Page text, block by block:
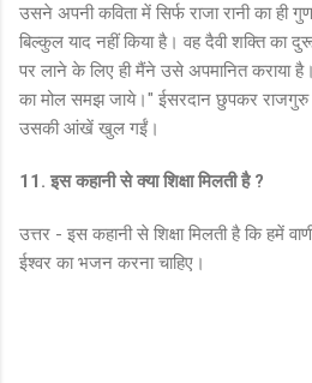
उसने अपनी कविता में सिर्फ राजा रानी का ही
बिल्कुल याद नहीं किया है। वह दैवी शक्ति का
पर लाने के लिए ही मैंने उसे अपमानित कराया
का मोल समझ जाये।" ईसरदान छुपकर राजगुरु
उसकी आंखें खुल गईं।
11. इस कहानी से क्या शिक्षा मिलती है ?
उत्तर - इस कहानी से शिक्षा मिलती है कि हमें
ईश्वर का भजन करना चाहिए।